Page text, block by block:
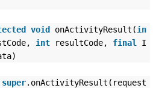
void onActivityResult(in
int resultCode, final
I
super.onActivityResult(request